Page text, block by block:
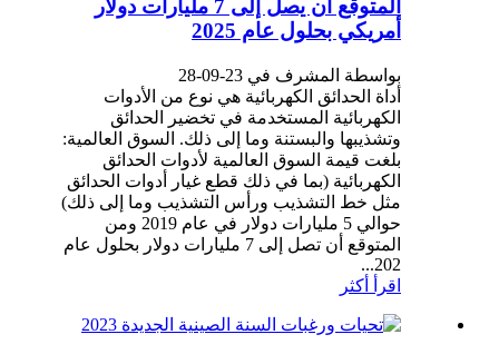
المتوقع أن يصل إلى 7 مليارات دولار
أمريكي بحلول عام 2025
بواسطة المشرف في 23-09-28
أداة الحدائق الكهربائية هي نوع من الأدوات
الكهربائية المستخدمة في تخضير الحدائق
وتشذيبها والبستنة وما إلى ذلك. السوق العالمية:
بلغت قيمة السوق العالمية لأدوات الحدائق
الكهربائية (بما في ذلك قطع غيار أدوات الحدائق
مثل خط التشذيب ورأس التشذيب وما إلى ذلك)
حوالي 5 مليارات دولار في عام 2019 ومن
المتوقع أن تصل إلى 7 مليارات دولار بحلول عام
202...
اقرأ أكثر